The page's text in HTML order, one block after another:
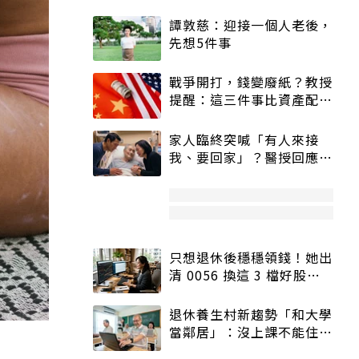
譚敦慈：迎接一個人老後，
先想5件事
戰爭開打，錢變廢紙？教授
提醒：這三件事比資產配置
家人臨終突喊「有人來接
我、要回家」？醫授回應方
只想退休後穩穩領錢！她出
清 0056 換這 3 檔好股：
退休養生村新趨勢「和大學
當鄰居」：沒上課不能住、